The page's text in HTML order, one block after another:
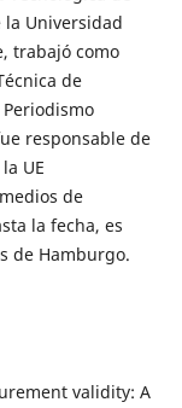
Universidad
trabajó como
de
responsable de
UE
de
la fecha, es
de Hamburgo.
validity: A